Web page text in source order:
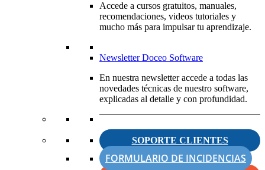
Accede a cursos gratuitos, manuales,
recomendaciones, videos tutoriales y
mucho más para impulsar tu aprendizaje.
Newsletter Doceo Software
En nuestra newsletter accede a todas las
novedades técnicas de nuestro software,
explicadas al detalle y con profundidad.
SOPORTE CLIENTES
FORMULARIO DE INCIDENCIAS